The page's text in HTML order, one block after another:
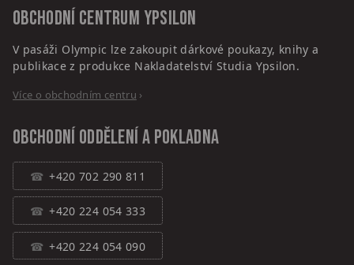
Obchodní centrum Ypsilon
V pasáži Olympic lze zakoupit dárkové poukazy, knihy a
publikace z produkce Nakladatelství Studia Ypsilon.
Více o obchodním centru ›
Obchodní oddělení a pokladna
+420 702 290 811
+420 224 054 333
+420 224 054 090